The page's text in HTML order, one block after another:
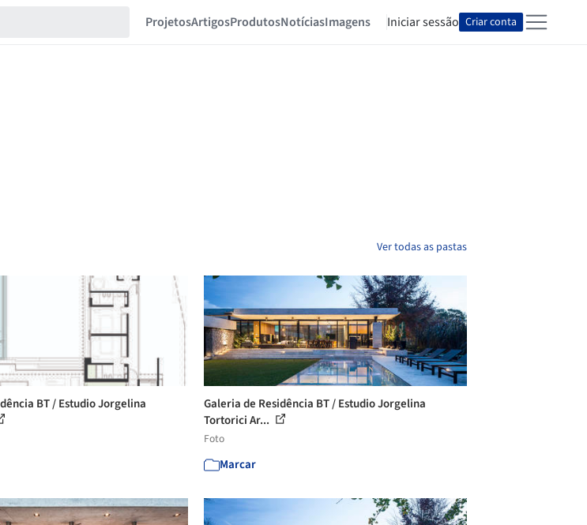
ProjetosArtigosProdutosNotíciasImagens Iniciar sessão Criar conta
Ver todas as pastas
BT / Estudio Jorgelina
Galeria de Residência BT / Estudio Jorgelina
Tortorici Ar...
Foto
Marcar